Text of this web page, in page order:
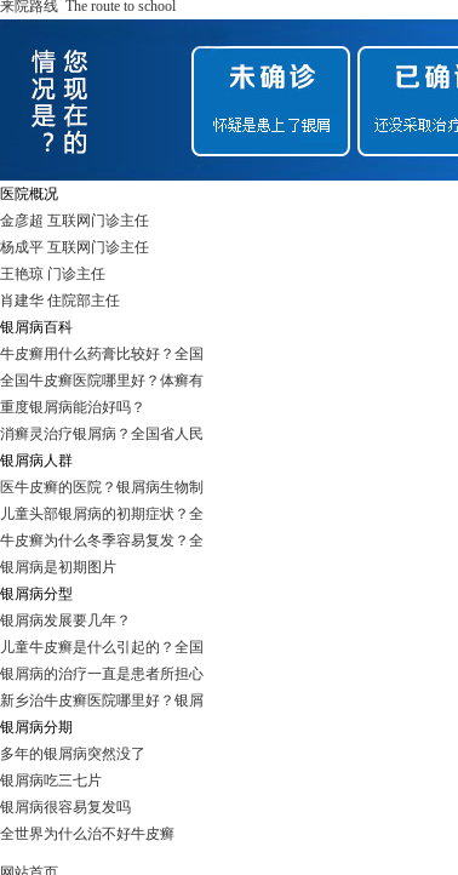
来院路线 The route to school
医院概况
金彦超 互联网门诊主任
杨成平 互联网门诊主任
王艳琼 门诊主任
肖建华 住院部主任
银屑病百科
牛皮癣用什么药膏比较好？全国
全国牛皮癣医院哪里好？体癣有
重度银屑病能治好吗？
消癣灵治疗银屑病？全国省人民
银屑病人群
医牛皮癣的医院？银屑病生物制
儿童头部银屑病的初期症状？全
牛皮癣为什么冬季容易复发？全
银屑病是初期图片
银屑病分型
银屑病发展要几年？
儿童牛皮癣是什么引起的？全国
银屑病的治疗一直是患者所担心
新乡治牛皮癣医院哪里好？银屑
银屑病分期
多年的银屑病突然没了
银屑病吃三七片
银屑病很容易复发吗
全世界为什么治不好牛皮癣